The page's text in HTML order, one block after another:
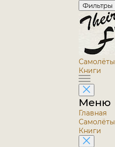
Фильтры
Самолёты
Книги
Меню
Главная
Самолёты
Книги